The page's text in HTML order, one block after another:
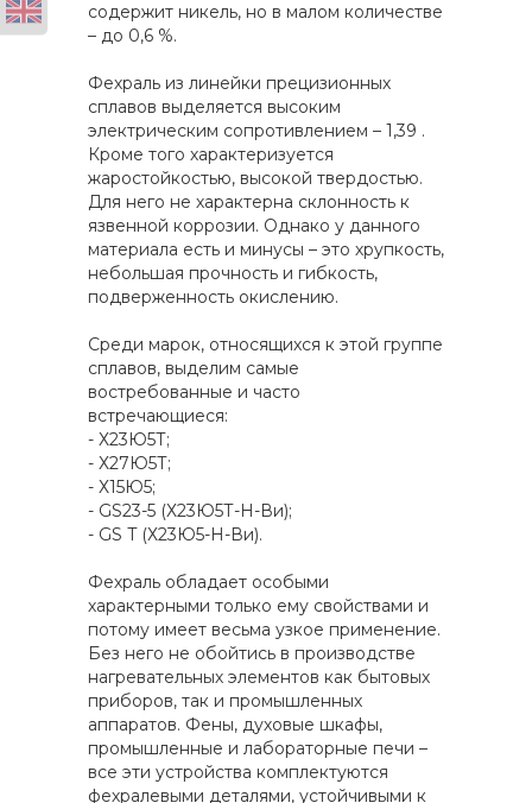
содержит никель, но в малом количестве
– до 0,6 %.
Фехраль из линейки прецизионных
сплавов выделяется высоким
электрическим сопротивлением – 1,39 .
Кроме того характеризуется
жаростойкостью, высокой твердостью.
Для него не характерна склонность к
язвенной коррозии. Однако у данного
материала есть и минусы – это хрупкость,
небольшая прочность и гибкость,
подверженность окислению.
Среди марок, относящихся к этой группе
сплавов, выделим самые
востребованные и часто
встречающиеся:
- Х23Ю5Т;
- Х27Ю5Т;
- Х15Ю5;
- GS23-5 (Х23Ю5Т-Н-Ви);
- GS T (Х23Ю5-Н-Ви).
Фехраль обладает особыми
характерными только ему свойствами и
потому имеет весьма узкое применение.
Без него не обойтись в производстве
нагревательных элементов как бытовых
приборов, так и промышленных
аппаратов. Фены, духовые шкафы,
промышленные и лабораторные печи –
все эти устройства комплектуются
фехралевыми деталями, устойчивыми к